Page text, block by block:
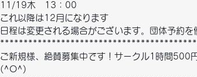
11/19木　13：00
これ以降は12月になります
日程は変更される場合がございます。団体予約
ご新規様、絶賛募集中です！サークル1時間500
(^O^)